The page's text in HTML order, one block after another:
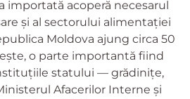
importată acoperă necesarul
și al sectorului alimentației
Moldova ajung circa 50
o parte importantă fiind
statului — grădinițe,
Afacerilor Interne și